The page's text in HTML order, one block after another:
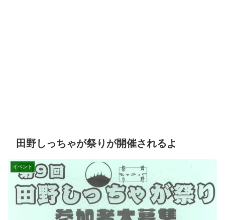
田野しっちゃが祭りが開催されるよ
イベント